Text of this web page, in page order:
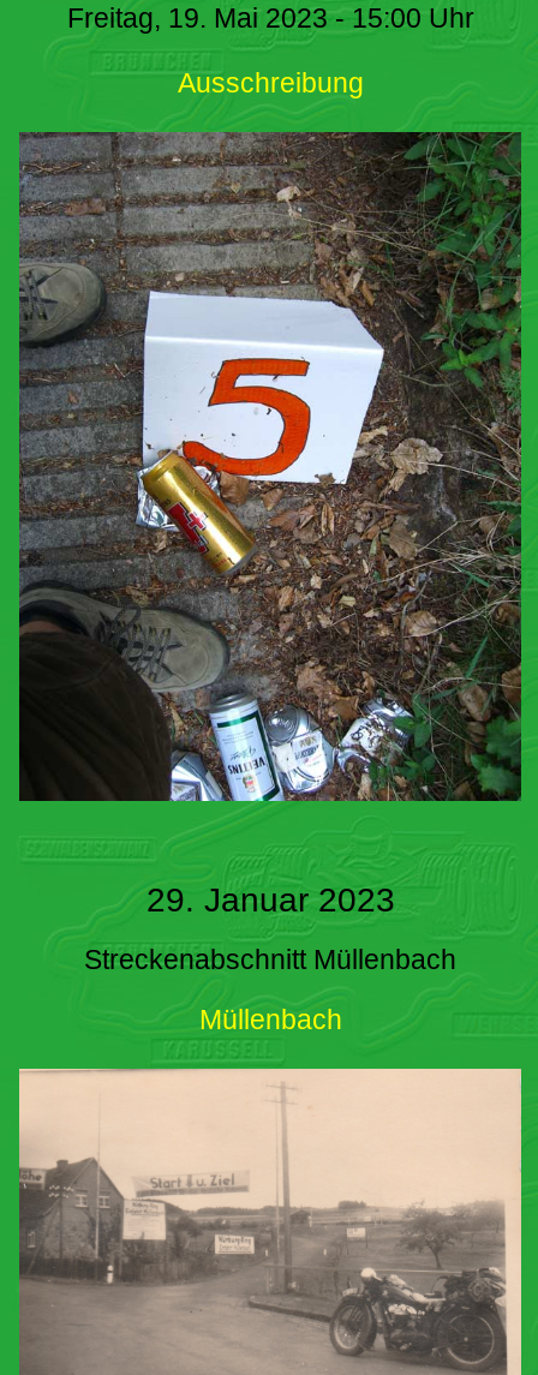
Freitag, 19. Mai 2023 - 15:00 Uhr
Ausschreibung
29. Januar 2023
Streckenabschnitt Müllenbach
Müllenbach